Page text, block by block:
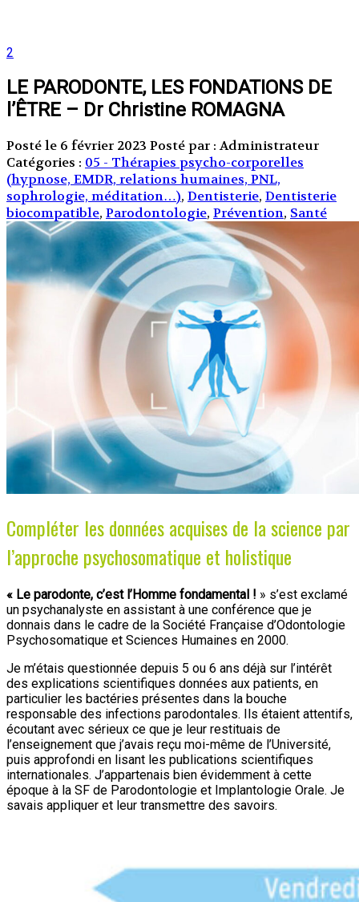
2
LE PARODONTE, LES FONDATIONS DE
l’ÊTRE – Dr Christine ROMAGNA
Posté le 6 février 2023 Posté par : Administrateur
Catégories : 05 - Thérapies psycho-corporelles
(hypnose, EMDR, relations humaines, PNL,
sophrologie, méditation…), Dentisterie, Dentisterie
biocompatible, Parodontologie, Prévention, Santé
Compléter les données acquises de la science par
l’approche psychosomatique et holistique
« Le parodonte, c’est l’Homme fondamental ! » s’est exclamé
un psychanalyste en assistant à une conférence que je
donnais dans le cadre de la Société Française d’Odontologie
Psychosomatique et Sciences Humaines en 2000.
Je m’étais questionnée depuis 5 ou 6 ans déjà sur l’intérêt
des explications scientifiques données aux patients, en
particulier les bactéries présentes dans la bouche
responsable des infections parodontales. Ils étaient attentifs,
écoutant avec sérieux ce que je leur restituais de
l’enseignement que j’avais reçu moi-même de l’Université,
puis approfondi en lisant les publications scientifiques
internationales. J’appartenais bien évidemment à cette
époque à la SF de Parodontologie et Implantologie Orale. Je
savais appliquer et leur transmettre des savoirs.